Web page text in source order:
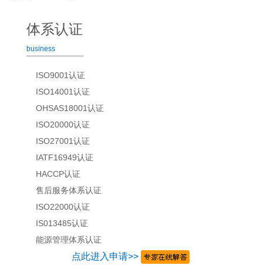
体系认证
business
ISO9001认证
ISO14001认证
OHSAS18001认证
ISO20000认证
ISO27001认证
IATF16949认证
HACCP认证
售后服务体系认证
ISO22000认证
IS013485认证
能源管理体系认证
点此进入申请>>